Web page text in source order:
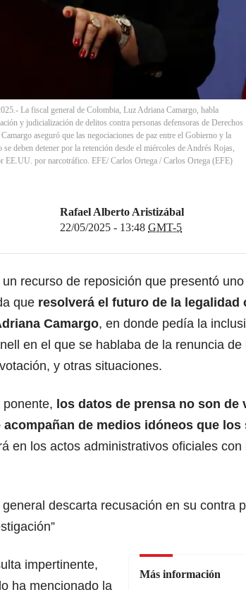
La fiscal general de Colombia, Luz Adriana Camargo, habla
y judicialización de delitos contra personas defensoras de Derechos
aseguró que las negociaciones de paz entre el Gobierno y la
deben detener por la retención desde el miércoles de Andrés Rojas,
EE.UU. por narcotráfico. EFE/ Carlos Ortega / Carlos Ortega (EFE)
Rafael Alberto Aristizábal
22/05/2025 - 13:48 GMT-5
recurso de reposición que presentó
que resolverá el futuro de la legalidad
Camargo, en donde pedía la
en el que se hablaba de la renuncia de
y otras situaciones.
los datos de prensa no son de
de medios idóneos que los
en los actos administrativos oficiales con
general descarta recusación en su contra
Más información
impertinente,
ha mencionado la